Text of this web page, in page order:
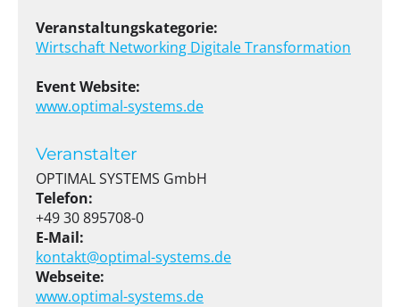
Veranstaltungskategorie:
Wirtschaft Networking Digitale Transformation
Event Website:
www.optimal-systems.de
Veranstalter
OPTIMAL SYSTEMS GmbH
Telefon:
+49 30 895708-0
E-Mail:
kontakt@optimal-systems.de
Webseite:
www.optimal-systems.de